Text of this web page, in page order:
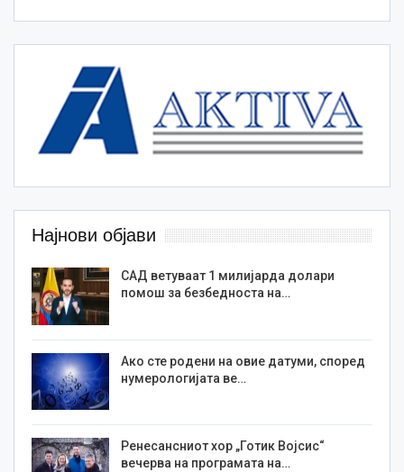
Најнови објави
САД ветуваат 1 милијарда долари
помош за безбедноста на…
Ако сте родени на овие датуми, според
нумерологијата ве…
Ренесансниот хор „Готик Војсис“
вечерва на програмата на…